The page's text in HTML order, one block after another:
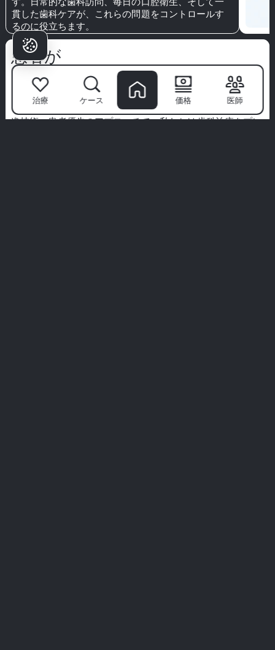
貫した歯科ケアが、これらの問題をコントロールす
るのに役立ちます。
患者が
ミリムを選ぶ理由は？
ミリム歯科医院
は単なるクリニックではありません—自信あ
る笑顔が始まる場所です。世界クラスのスペシャリスト、先
進技術、患者優先のアプローチで、私たちは歯科治療をプレ
治療 ケース 価格 医師